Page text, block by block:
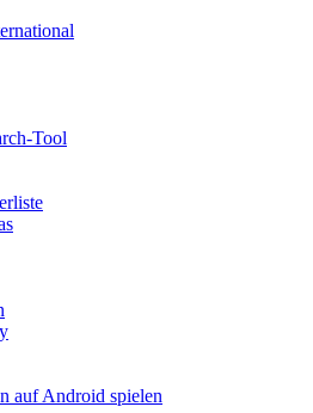
Tool
auf Android spielen